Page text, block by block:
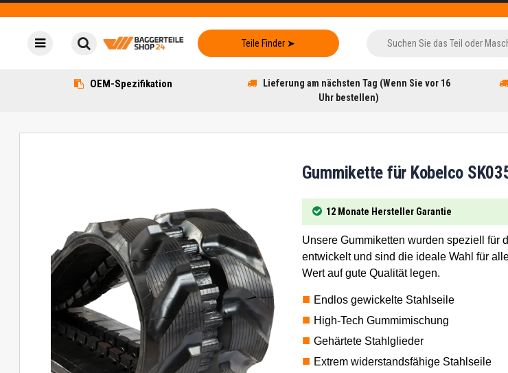
OEM-Spezifikation
Lieferung am nächsten Tag (Wenn Sie vor 16
Uhr bestellen)
Gummikette für Kobelco
12 Monate Hersteller Garantie
Unsere Gummiketten wurden speziell für
entwickelt und sind die ideale Wahl für
Wert auf gute Qualität legen.
Endlos gewickelte Stahlseile
High-Tech Gummimischung
Gehärtete Stahlglieder
Extrem widerstandsfähige Stahlseile